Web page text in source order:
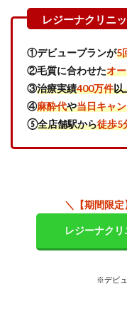
が1回
2万円
以下
手安
値で
受け
る
3.6
6.ルシ
アク
ンで
①デビュープランが5
②毛質に合わせたオ
③治療実績400万件以
④麻酔代や当日キャ
⑤全店舗駅から徒歩5
＼【期間限
レジーナク
※デビュ